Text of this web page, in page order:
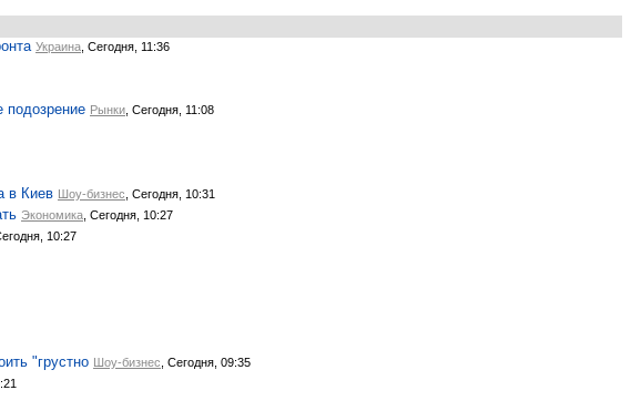
Украина , Сегодня, 11:36
Рынки , Сегодня, 11:08
в Киев Шоу-бизнес , Сегодня, 10:31
Экономика , Сегодня, 10:27
10:27
"грустно Шоу-бизнес , Сегодня, 09:35